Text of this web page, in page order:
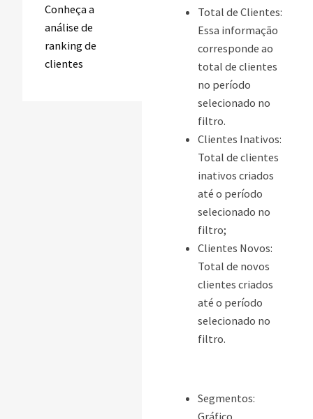
Conheça a
análise de
ranking de
clientes
Total de Clientes:
Essa informação
corresponde ao
total de clientes
no período
selecionado no
filtro.
Clientes Inativos:
Total de clientes
inativos criados
até o período
selecionado no
filtro;
Clientes Novos:
Total de novos
clientes criados
até o período
selecionado no
filtro.
Segmentos: